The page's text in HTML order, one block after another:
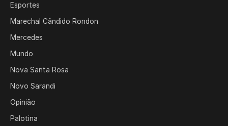
Esportes
Marechal Cândido Rondon
Mercedes
Mundo
Nova Santa Rosa
Novo Sarandi
Opinião
Palotina